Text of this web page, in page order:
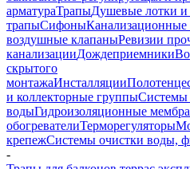
арматураТрапыДушевые лотки
трапыСифоныКанализационные
воздушные клапаныРевизии
канализацииДождеприемники
скрытого
монтажаИнсталляции
и коллекторные группыСистемы
водыГидроизоляционные
обогревателиТерморегуляторы
крепежСистемы очистки воды,
-